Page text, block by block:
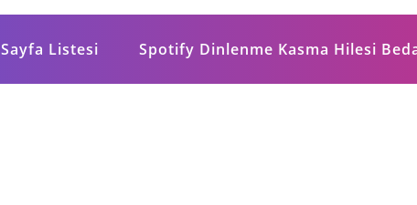
Sayfa Listesi Spotify Dinlenme Kasma Hilesi